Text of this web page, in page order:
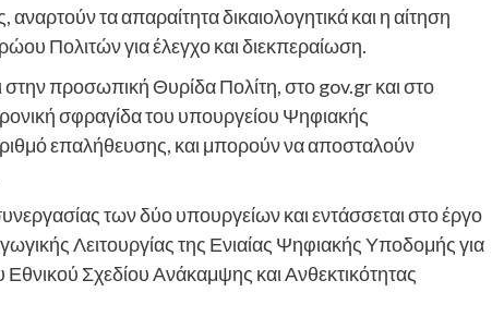
τα απαραίτητα δικαιολογητικά και η αίτηση
Πολιτών για έλεγχο και διεκπεραίωση.
προσωπική Θυρίδα Πολίτη, στο gov.gr και στο
σφραγίδα του υπουργείου Ψηφιακής
επαλήθευσης, και μπορούν να αποσταλούν
των δύο υπουργείων και εντάσσεται στο έργο
Λειτουργίας της Ενιαίας Ψηφιακής Υποδομής για
Σχεδίου Ανάκαμψης και Ανθεκτικότητας